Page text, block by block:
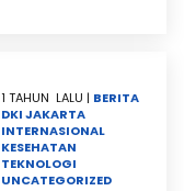
1 TAHUN LALU | BERITA
DKI JAKARTA
INTERNASIONAL
KESEHATAN
TEKNOLOGI
UNCATEGORIZED